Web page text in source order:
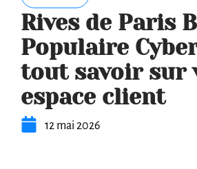
Rives de Paris
Populaire
tout savoir sur
espace client
12 mai 2026